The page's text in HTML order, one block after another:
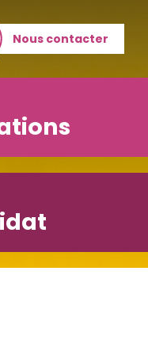
Nous contacter